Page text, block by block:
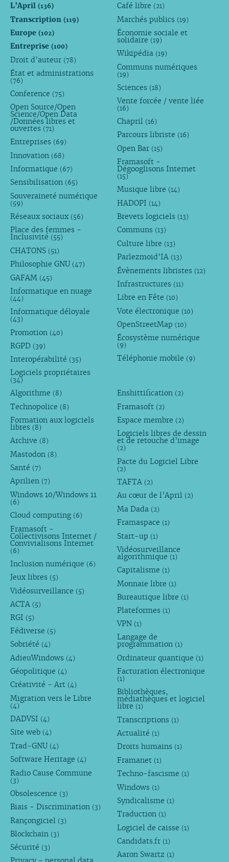
L’April (136)
Transcription (119)
Europe (102)
Entreprise (100)
Droit d’auteur (78)
État et administrations
(76)
Conference (75)
Open Source/Open
Science/Open Data
/Données libres et
ouvertes (71)
Entreprises (69)
Innovation (68)
Informatique (67)
Sensibilisation (65)
Souveraineté numérique
(59)
Réseaux sociaux (56)
Place des femmes -
Inclusivité (55)
CHATONS (51)
Philosophie GNU (47)
GAFAM (45)
Informatique en nuage
(44)
Informatique déloyale
(43)
Promotion (40)
RGPD (39)
Interopérabilité (35)
Logiciels propriétaires
(34)
Café libre (21)
Marchés publics (19)
Économie sociale et
solidaire (19)
Wikipédia (19)
Communs numériques
(19)
Sciences (18)
Vente forcée / vente liée
(16)
Chapril (16)
Parcours libriste (16)
Open Bar (15)
Framasoft -
Dégooglisons Internet
(15)
Musique libre (14)
HADOPI (14)
Brevets logiciels (13)
Communs (13)
Culture libre (13)
Parlezmoid’IA (13)
Évènements libristes (12)
Infrastructures (11)
Libre en Fête (10)
Vote électronique (10)
OpenStreetMap (10)
Écosystème numérique
(9)
Téléphonie mobile (9)
Algorithme (8)
Technopolice (8)
Formation aux logiciels
libres (8)
Archive (8)
Mastodon (8)
Santé (7)
Aprilien (7)
Windows 10/Windows 11
(6)
Cloud computing (6)
Framasoft -
Collectivisons Internet /
Convivialisons Internet
(6)
Inclusion numérique (6)
Jeux libres (5)
Vidéosurveillance (5)
ACTA (5)
RGI (5)
Fédiverse (5)
Sobriété (4)
AdieuWindows (4)
Géopolitique (4)
Créativité - Art (4)
Migration vers le Libre
(4)
DADVSI (4)
Site web (4)
Trad-GNU (4)
Software Heritage (4)
Radio Cause Commune
(3)
Obsolescence (3)
Biais - Discrimination (3)
Rançongiciel (3)
Blockchain (3)
Sécurité (3)
Enshittification (2)
Framasoft (2)
Espace membre (2)
Logiciels libres de dessin
et de retouche d’image
(2)
Pacte du Logiciel Libre
(2)
TAFTA (2)
Au cœur de l’April (2)
Ma Dada (2)
Framaspace (1)
Start-up (1)
Vidéosurveillance
algorithmique (1)
Capitalisme (1)
Monnaie libre (1)
Bureautique libre (1)
Plateformes (1)
VPN (1)
Langage de
programmation (1)
Ordinateur quantique (1)
Facturation électronique
(1)
Bibliothèques,
médiathèques et logiciel
libre (1)
Transcriptions (1)
Actualité (1)
Droits humains (1)
Framanet (1)
Techno-fascisme (1)
Windows (1)
Syndicalisme (1)
Traduction (1)
Logiciel de caisse (1)
Candidats.fr (1)
Aaron Swartz (1)